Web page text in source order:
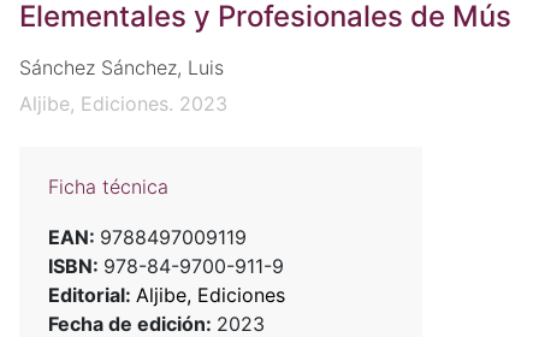
Elementales y Profesionales de Mús
Sánchez Sánchez, Luis
Aljibe, Ediciones. 2023
Ficha técnica
EAN: 9788497009119
ISBN: 978-84-9700-911-9
Editorial: Aljibe, Ediciones
Fecha de edición: 2023